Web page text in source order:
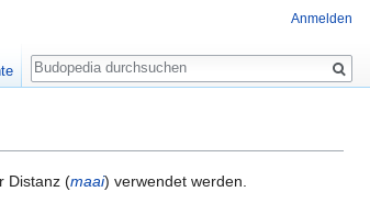
Distanz (maai) verwendet werden.
Anmelden
Suche